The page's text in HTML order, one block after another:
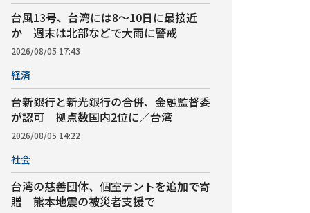
台風13号、台湾には8～10日に最接近
か 週末は北部などで大雨に警戒
2026/08/05 17:43
経済
台新銀行と新光銀行の合併、金融監督委
が認可 拠点数国内2位に／台湾
2026/08/05 14:22
社会
台湾の慈善団体、個室テントを追加で寄
贈 熊本地震の被災者支援で